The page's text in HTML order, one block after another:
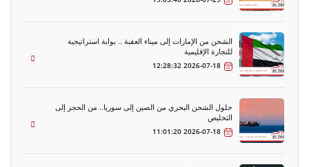
الشحن من الإمارات إلى ميناء العقبة .. بوابة استراتيجية
للتجارة الإقليمية
2026-07-18 12:28:32
حلول الشحن البحري من الصين إلى سوريا.. من الحجز إلى
التخليص
2026-07-18 11:01:20